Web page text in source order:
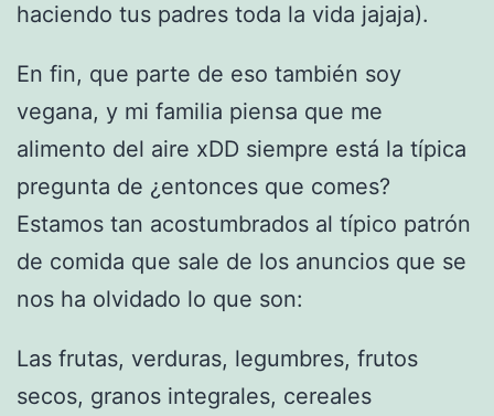
haciendo tus padres toda la vida jajaja).
En fin, que parte de eso también soy
vegana, y mi familia piensa que me
alimento del aire xDD siempre está la típica
pregunta de ¿entonces que comes?
Estamos tan acostumbrados al típico patrón
de comida que sale de los anuncios que se
nos ha olvidado lo que son:
Las frutas, verduras, legumbres, frutos
secos, granos integrales, cereales